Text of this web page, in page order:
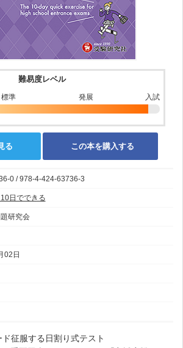
難易度レベル
標準 発展 入試
る この本を購入する
0 / 978-4-424-63736-3
日でできる
研究会
02日
征服する日割り式テスト